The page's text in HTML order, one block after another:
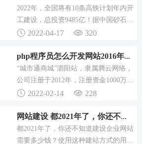
网站开展常态化监测，不定期进行抽
查、检查，及时跟踪督查问题整改落实
情况，加大督查通报力度，对于消极怠
2022年，全国将有10条高铁计划年内开
工建设，总投资9485亿！据中国砂石协
会统计：每公里高铁砂石骨料的用量为
的环评公示期，预计在2022年的上半年
进行开工建设。项目动态：目前昌九高
铁，已完成二次环评公告，有望在2022
年开工建设。预计年内完成可研批复并
2022-04-17 320
php程序员怎么开发网站2016年企业简介“城市通商城”泗阳
“城市通商城”泗阳站，隶属腾云网络，
公司注册于2012年，注册资金1000万
元。1、负责网站数据库、栏目、程序
要求进行erp、oa、crm系统等项目开
发；3、按时按质完成公司下达程度开
发、系统评测等工作任务；4、定期维
2022-02-14 228
网站建设 都2021年了，你还不知道建设企业网站需要多少钱？
都2021年了，你还不知道建设企业网站
需要多少钱？使用这种建站方式的用户